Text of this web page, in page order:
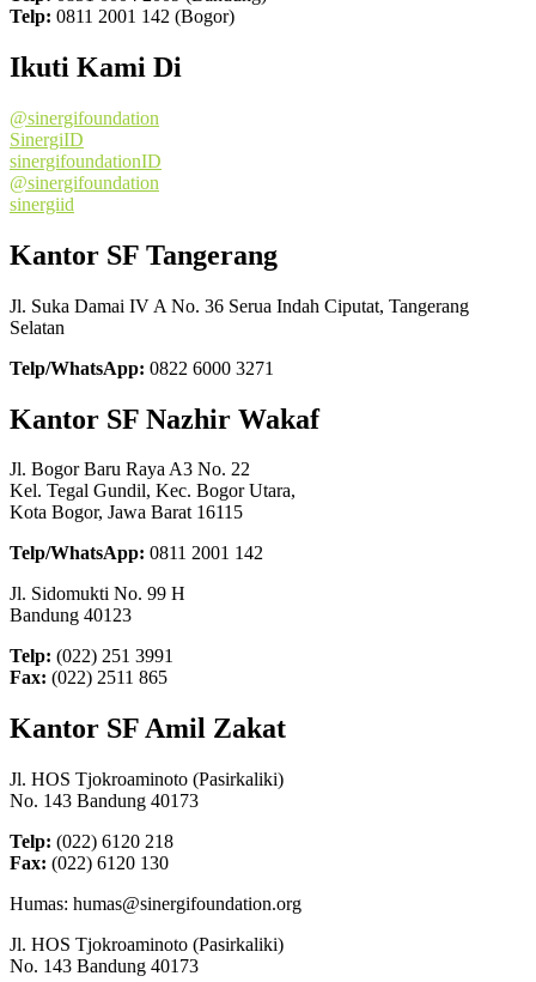
Telp: 0811 2001 142 (Bogor)
Ikuti Kami Di
@sinergifoundation
SinergiID
sinergifoundationID
@sinergifoundation
sinergiid
Kantor SF Tangerang
Jl. Suka Damai IV A No. 36 Serua Indah Ciputat, Tangerang
Selatan
Telp/WhatsApp: 0822 6000 3271
Kantor SF Nazhir Wakaf
Jl. Bogor Baru Raya A3 No. 22
Kel. Tegal Gundil, Kec. Bogor Utara,
Kota Bogor, Jawa Barat 16115
Telp/WhatsApp: 0811 2001 142
Jl. Sidomukti No. 99 H
Bandung 40123
Telp: (022) 251 3991
Fax: (022) 2511 865
Kantor SF Amil Zakat
Jl. HOS Tjokroaminoto (Pasirkaliki)
No. 143 Bandung 40173
Telp: (022) 6120 218
Fax: (022) 6120 130
Humas: humas@sinergifoundation.org
Jl. HOS Tjokroaminoto (Pasirkaliki)
No. 143 Bandung 40173